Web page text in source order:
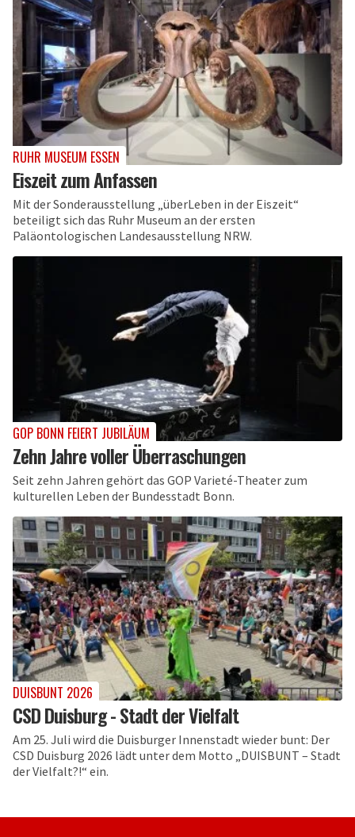
RUHR MUSEUM ESSEN
Eiszeit zum Anfassen
Mit der Sonderausstellung „überLeben in der Eiszeit“
beteiligt sich das Ruhr Museum an der ersten
Paläontologischen Landesausstellung NRW.
GOP BONN FEIERT JUBILÄUM
Zehn Jahre voller Überraschungen
Seit zehn Jahren gehört das GOP Varieté-Theater zum
kulturellen Leben der Bundesstadt Bonn.
DUISBUNT 2026
CSD Duisburg - Stadt der Vielfalt
Am 25. Juli wird die Duisburger Innenstadt wieder bunt: Der
CSD Duisburg 2026 lädt unter dem Motto „DUISBUNT – Stadt
der Vielfalt?!“ ein.